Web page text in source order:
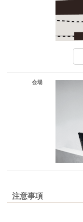
会場
注意事項